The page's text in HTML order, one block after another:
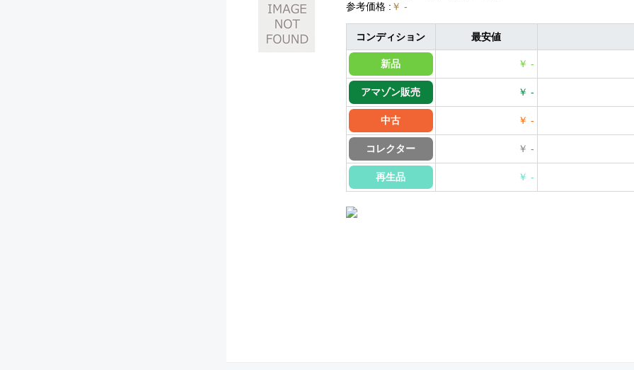
参考価格 : ￥ -
コンディション 最安値
新品 ￥ -
アマゾン販売 ￥ -
中古 ￥ -
コレクター ￥ -
再生品 ￥ -